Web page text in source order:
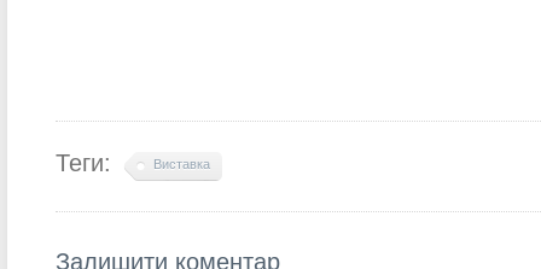
Теги: Виставка
Залишити коментар